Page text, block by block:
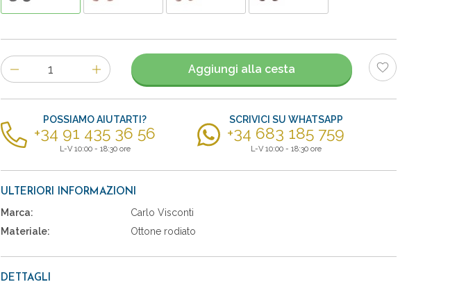
Numero
di
articoli
Aggiungi alla cesta
POSSIAMO AIUTARTI?
+34 91 435 36 56
L-V 10:00 - 18:30 ore
SCRIVICI SU WHATSAPP
+34 683 185 759
L-V 10:00 - 18:30 ore
ULTERIORI INFORMAZIONI
Marca:
Carlo Visconti
Materiale:
Ottone rodiato
DETTAGLI